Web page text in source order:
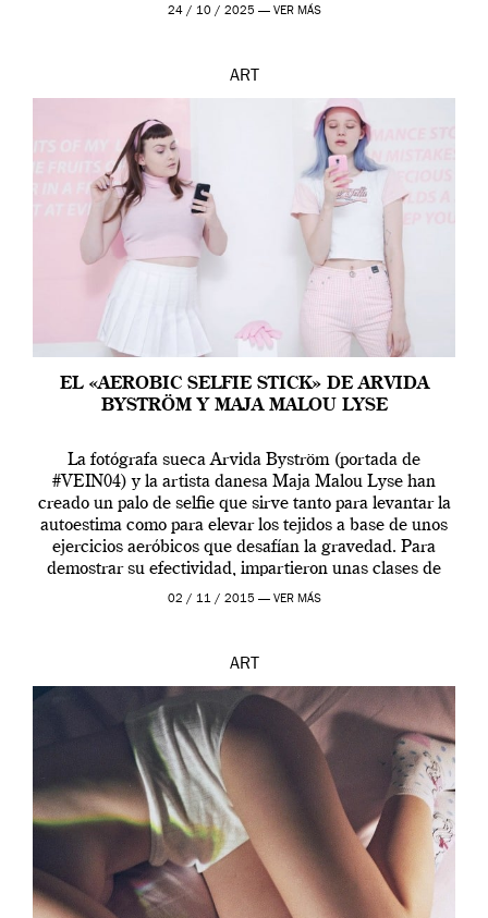
24 / 10 / 2025 — VER MÁS
ART
EL «AEROBIC SELFIE STICK» DE ARVIDA
BYSTRÖM Y MAJA MALOU LYSE
La fotógrafa sueca Arvida Byström (portada de
#VEIN04) y la artista danesa Maja Malou Lyse han
creado un palo de selfie que sirve tanto para levantar la
autoestima como para elevar los tejidos a base de unos
ejercicios aeróbicos que desafían la gravedad. Para
demostrar su efectividad, impartieron unas clases de
prueba en el Tate […]
02 / 11 / 2015 — VER MÁS
ART